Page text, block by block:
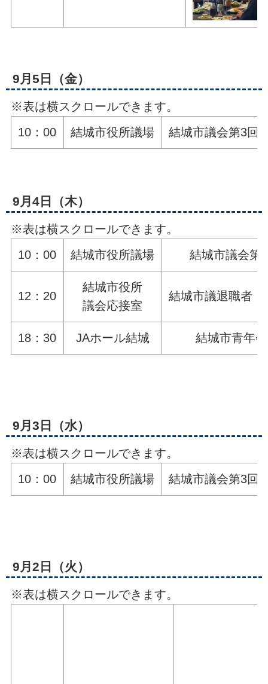
9月5日（金）
※表は横スクロールできます。
10：00
結城市役所議場 結城市議会第3
9月4日（木）
※表は横スクロールできます。
10：00
結城市役所議場 結城市議会
12：20
結城市役所
議会応接室
結城市議退職者
18：30 JAホール結城 結城市青年
9月3日（水）
※表は横スクロールできます。
10：00
結城市役所議場 結城市議会第3
9月2日（火）
※表は横スクロールできます。